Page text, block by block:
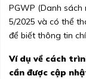
PGWP (Danh
5/2025 và có thể
để biết thông tin
Ví dụ về cách
cần được cập